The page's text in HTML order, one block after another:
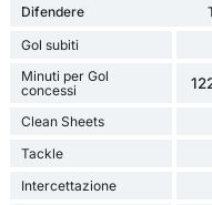
Difendere
Gol subiti
Minuti per Gol
concessi
Clean Sheets
Tackle
Intercettazione